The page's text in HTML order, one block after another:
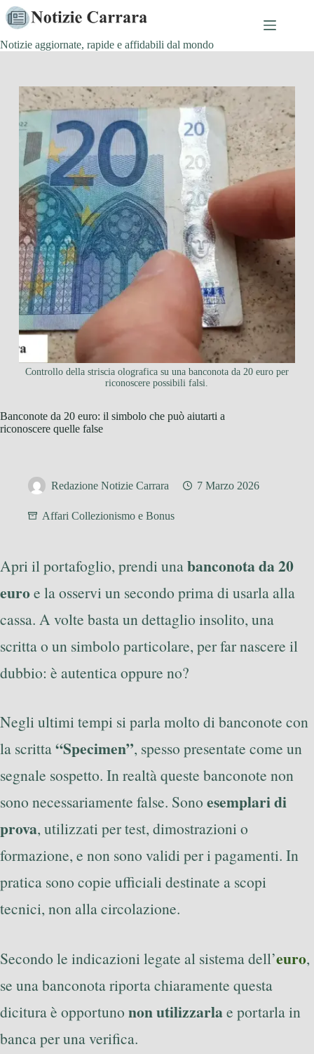
Salta
al
contenuto
Notizie aggiornate, rapide e affidabili dal mondo
Controllo della striscia olografica su una banconota da 20 euro per
riconoscere possibili falsi.
Banconote da 20 euro: il simbolo che può aiutarti a
riconoscere quelle false
Redazione Notizie Carrara 7 Marzo 2026
Affari Collezionismo e Bonus
Apri il portafoglio, prendi unabanconota da 20
euroe la osservi un secondo prima di usarla alla
cassa. A volte basta un dettaglio insolito, una
scritta o un simbolo particolare, per far nascere il
dubbio: è autentica oppure no?
Negli ultimi tempi si parla molto di banconote con
la scritta“Specimen”, spesso presentate come un
segnale sospetto. In realtà queste banconote non
sono necessariamente false. Sono esemplari di
prova, utilizzati per test, dimostrazioni o
formazione, e non sono validi per i pagamenti. In
pratica sono copie ufficiali destinate a scopi
tecnici, non alla circolazione.
Secondo le indicazioni legate al sistema dell’euro,
se una banconota riporta chiaramente questa
dicitura è opportuno non utilizzarlae portarla in
banca per una verifica.